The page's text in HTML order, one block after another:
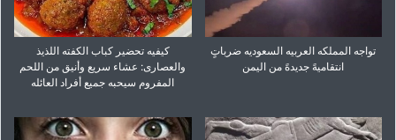
تواجه المملکه العربیه السعودیه ضرباتٍ
انتقامیهً جدیدهً من الیمن
کیفیه تحضیر کباب الکفته اللذیذ
والعصاری: عشاء سریع وأنیق من اللحم
المفروم سیحبه جمیع أفراد العائله